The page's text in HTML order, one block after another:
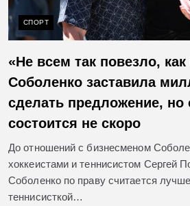
СПОРТ
«Не всем так повезло,
Соболенко заставила
сделать предложение, но
состоится не скоро
До отношений с бизнесменом
хоккеистами и теннисистом Сергей
Соболенко по праву считается
теннисисткой…